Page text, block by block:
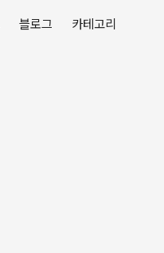
블로그 카테고리